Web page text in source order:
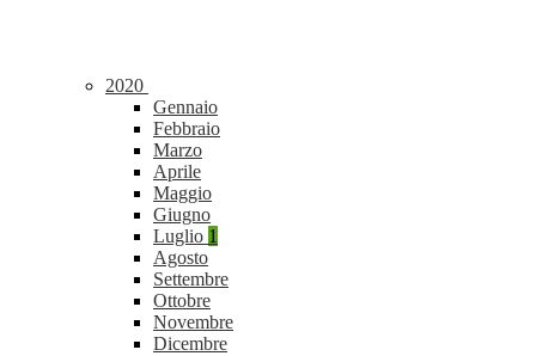
2020
Gennaio
Febbraio
Marzo
Aprile
Maggio
Giugno
Luglio 1
Agosto
Settembre
Ottobre
Novembre
Dicembre